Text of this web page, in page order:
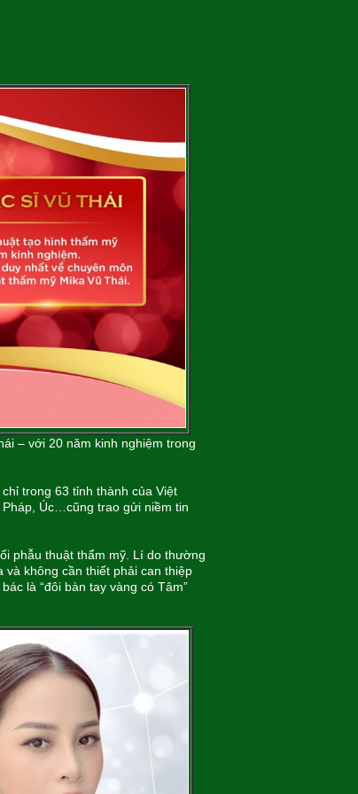
– với 20 năm kinh nghiệm trong
trong 63 tỉnh thành của Việt
Úc…cũng trao gửi niềm tin
phẫu thuật thẩm mỹ. Lí do thường
không cần thiết phải can thiệp
là “đôi bàn tay vàng có Tâm”